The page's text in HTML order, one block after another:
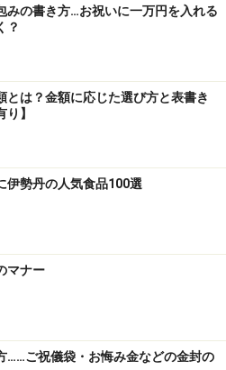
みの書き方…お祝いに一万円を入れる
？
とは？金額に応じた選び方と表書き
】
伊勢丹の人気食品100選
マナー
……ご祝儀袋・お悔み金などの金封の